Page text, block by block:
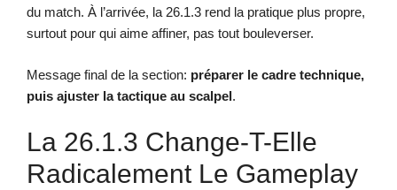
du match. À l’arrivée, la 26.1.3 rend la pratique plus propre,
surtout pour qui aime affiner, pas tout bouleverser.
Message final de la section: préparer le cadre technique,
puis ajuster la tactique au scalpel.
La 26.1.3 Change-T-Elle
Radicalement Le Gameplay